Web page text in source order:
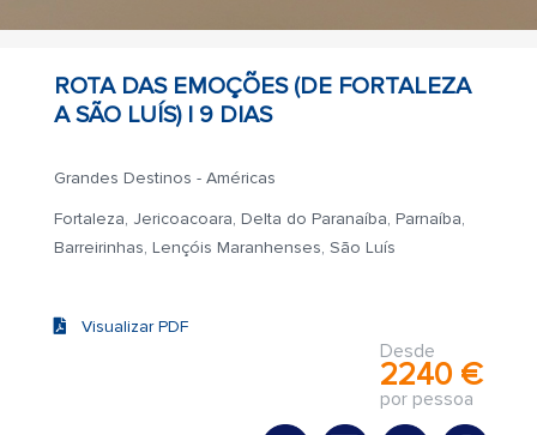
ROTA DAS EMOÇÕES (DE FORTALEZA
A SÃO LUÍS) | 9 DIAS
Grandes Destinos - Américas
Fortaleza, Jericoacoara, Delta do Paranaíba, Parnaíba,
Barreirinhas, Lençóis Maranhenses, São Luís
Visualizar PDF
Desde
2240 €
por pessoa